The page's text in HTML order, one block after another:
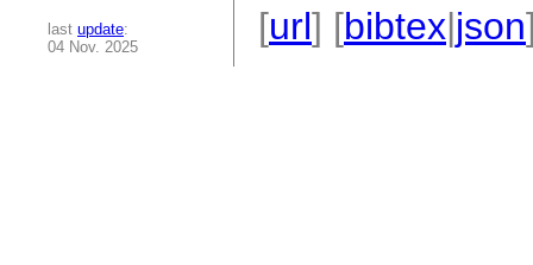
last update:
04 Nov. 2025
[url] [bibtex|json